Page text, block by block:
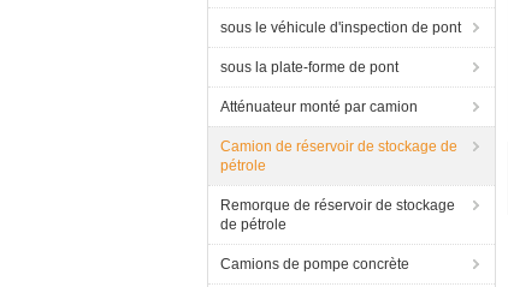
sous le véhicule d'inspection de pont
sous la plate-forme de pont
Atténuateur monté par camion
Camion de réservoir de stockage de
pétrole
Remorque de réservoir de stockage
de pétrole
Camions de pompe concrète